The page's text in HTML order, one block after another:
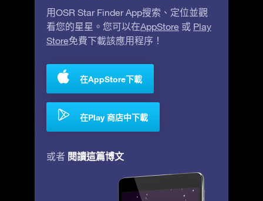
用OSR Star Finder App搜索、定位並觀
看您的星星。您可以在AppStore 或 Play
Store免費下載該應用程序！
在AppStore下載
在Play 商店中下載
或者 閱讀這篇博文